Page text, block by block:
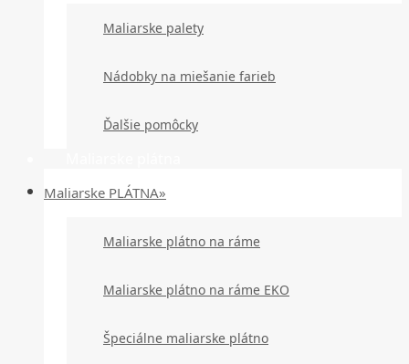
Maliarske palety
Nádobky na miešanie farieb
Ďalšie pomôcky
Maliarske PLÁTNA»
Maliarske plátno na ráme
Maliarske plátno na ráme EKO
Špeciálne maliarske plátno